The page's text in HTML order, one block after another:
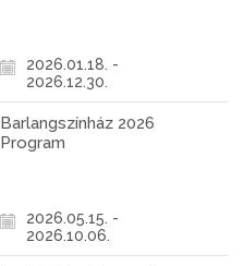
2026.01.18. -
2026.12.30.
Barlangszínház 2026
Program
2026.05.15. -
2026.10.06.